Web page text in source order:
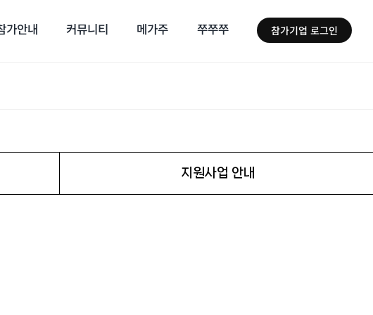
가안내 커뮤니티 메가주 쭈쭈쭈 참가기업 로그인
지원사업 안내